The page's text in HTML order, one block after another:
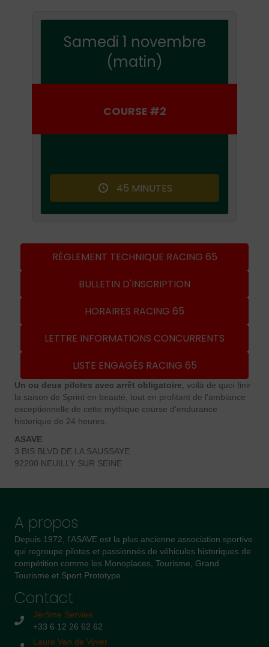
Samedi 1 novembre
(matin)
COURSE #2
45 MINUTES
RÉGLEMENT TECHNIQUE RACING 65
BULLETIN D'INSCRIPTION
HORAIRES RACING 65
LETTRE INFORMATIONS CONCURRENTS
LISTE ENGAGÉS RACING 65
Un ou deux pilotes avec arrêt obligatoire, voilà de quoi finir
la saison de Sprint en beauté, tout en profitant de l'ambiance
exceptionnelle de cette mythique course d'endurance
historique de 24 heures.
ASAVE
3 BIS BLVD DE LA SAUSSAYE
92200 NEUILLY SUR SEINE
A propos
Depuis 1972, l'ASAVE est la plus ancienne association sportive
qui regroupe pilotes et passionnés de véhicules historiques de
compétition comme les Monoplaces, Tourisme, Grand
Tourisme et Sport Prototype.
Contact
Jérôme Servies
+33 6 12 26 62 62
Laure Van de Vyver